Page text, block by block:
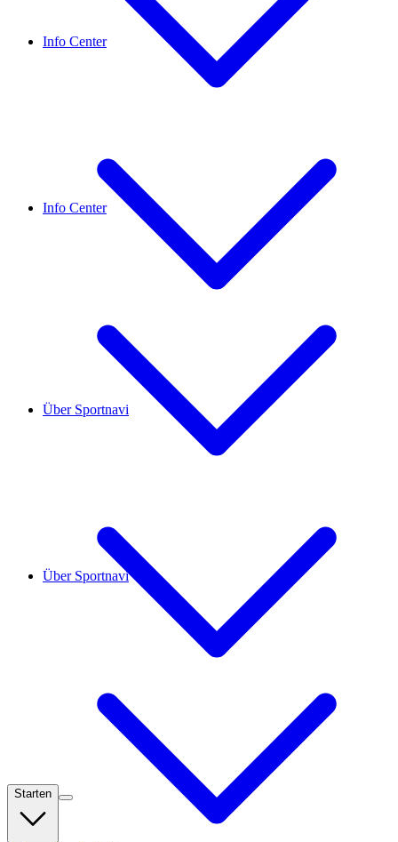
Info Center
Über Sportnavi
Starten
Info Center
Über Sportnavi